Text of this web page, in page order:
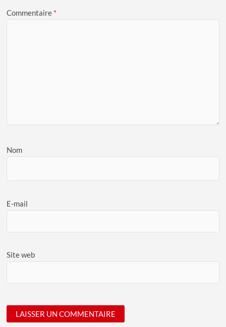
Commentaire *
Nom
E-mail
Site web